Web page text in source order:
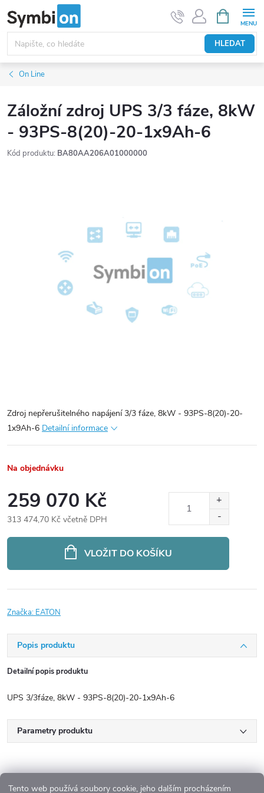
Tento web používá soubory cookie, jeho dalším procházením
na
obsah
HLEDAT
NÁKUPNÍ
KOŠÍK
On Line
Záložní zdroj UPS 3/3 fáze, 8kW
- 93PS-8(20)-20-1x9Ah-6
Kód produktu: BA80AA206A01000000
Zdroj nepřerušitelného napájení 3/3 fáze, 8kW - 93PS-8(20)-20-
1x9Ah-6 Detailní informace
Na objednávku
259 070 Kč
313 474,70 Kč včetně DPH
VLOŽIT DO KOŠÍKU
Značka: EATON
Popis produktu
Detailní popis produktu
UPS 3/3fáze, 8kW - 93PS-8(20)-20-1x9Ah-6
Parametry produktu